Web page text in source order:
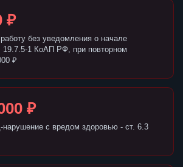
₽
без уведомления о начале
19.7.5-1 КоАП РФ, при повторном
₽
₽
с вредом здоровью - ст. 6.3